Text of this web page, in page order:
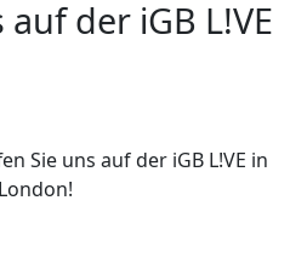
der iGB L!VE
Sie uns auf der iGB L!VE in
London!